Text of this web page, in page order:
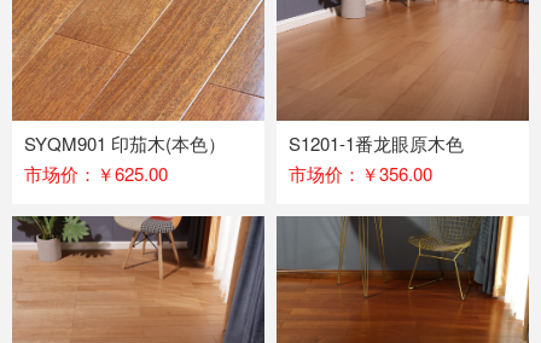
SYQM901 印茄木(本色）
市场价：￥625.00
S1201-1番龙眼原木色
市场价：￥356.00